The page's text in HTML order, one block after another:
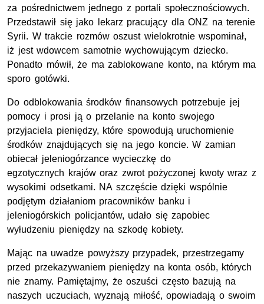
za pośrednictwem jednego z portali społecznościowych.
Przedstawił się jako lekarz pracujący dla ONZ na terenie
Syrii. W trakcie rozmów oszust wielokrotnie wspominał,
iż jest wdowcem samotnie wychowującym dziecko.
Ponadto mówił, że ma zablokowane konto, na którym ma
sporo gotówki.
Do odblokowania środków finansowych potrzebuje jej
pomocy i prosi ją o przelanie na konto swojego
przyjaciela pieniędzy, które spowodują uruchomienie
środków znajdujących się na jego koncie. W zamian
obiecał jeleniogórzance wycieczkę do
egzotycznych krajów oraz zwrot pożyczonej kwoty wraz z
wysokimi odsetkami. NA szczęście dzięki wspólnie
podjętym działaniom pracowników banku i
jeleniogórskich policjantów, udało się zapobiec
wyłudzeniu pieniędzy na szkodę kobiety.
Mając na uwadze powyższy przypadek, przestrzegamy
przed przekazywaniem pieniędzy na konta osób, których
nie znamy. Pamiętajmy, że oszuści często bazują na
naszych uczuciach, wyznają miłość, opowiadają o swoim